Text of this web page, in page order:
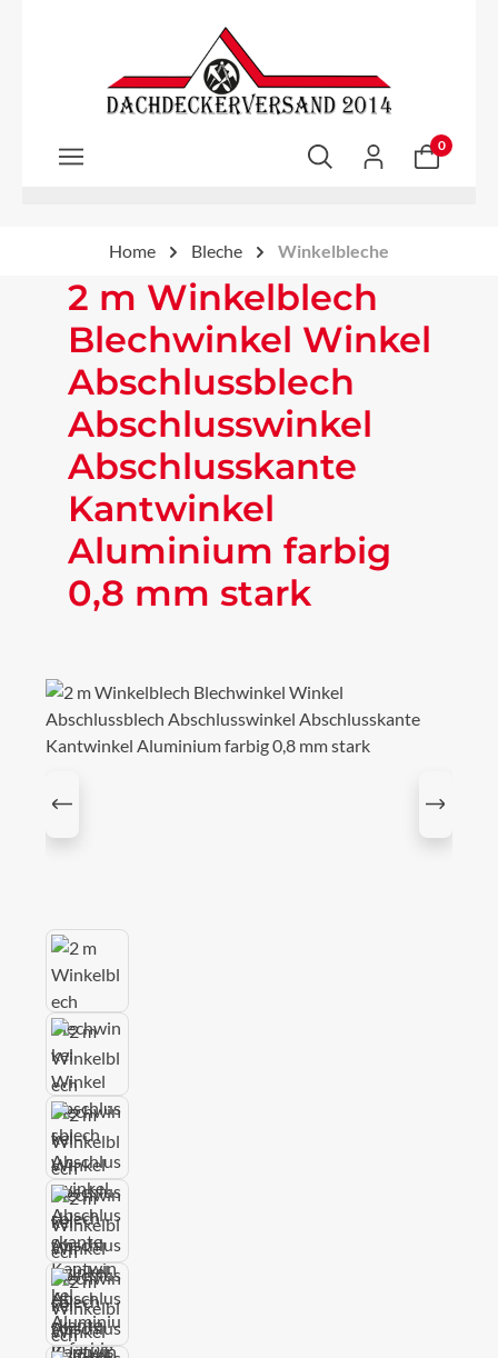
Zum Hauptinhalt springen
0
Home Bleche Winkelbleche
2 m Winkelblech
Blechwinkel Winkel
Abschlussblech
Abschlusswinkel
Abschlusskante
Kantwinkel
Aluminium farbig
0,8 mm stark
Bildergalerie überspringen